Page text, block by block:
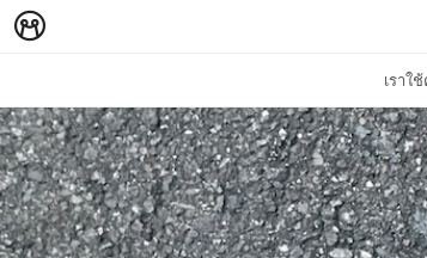
เราใ